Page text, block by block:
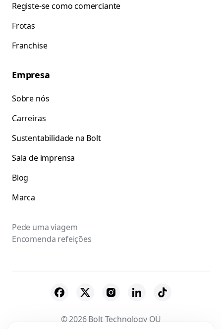
Registe-se como comerciante
Frotas
Franchise
Empresa
Sobre nós
Carreiras
Sustentabilidade na Bolt
Sala de imprensa
Blog
Marca
Pede uma viagem
Encomenda refeições
© 2026 Bolt Technology OÜ